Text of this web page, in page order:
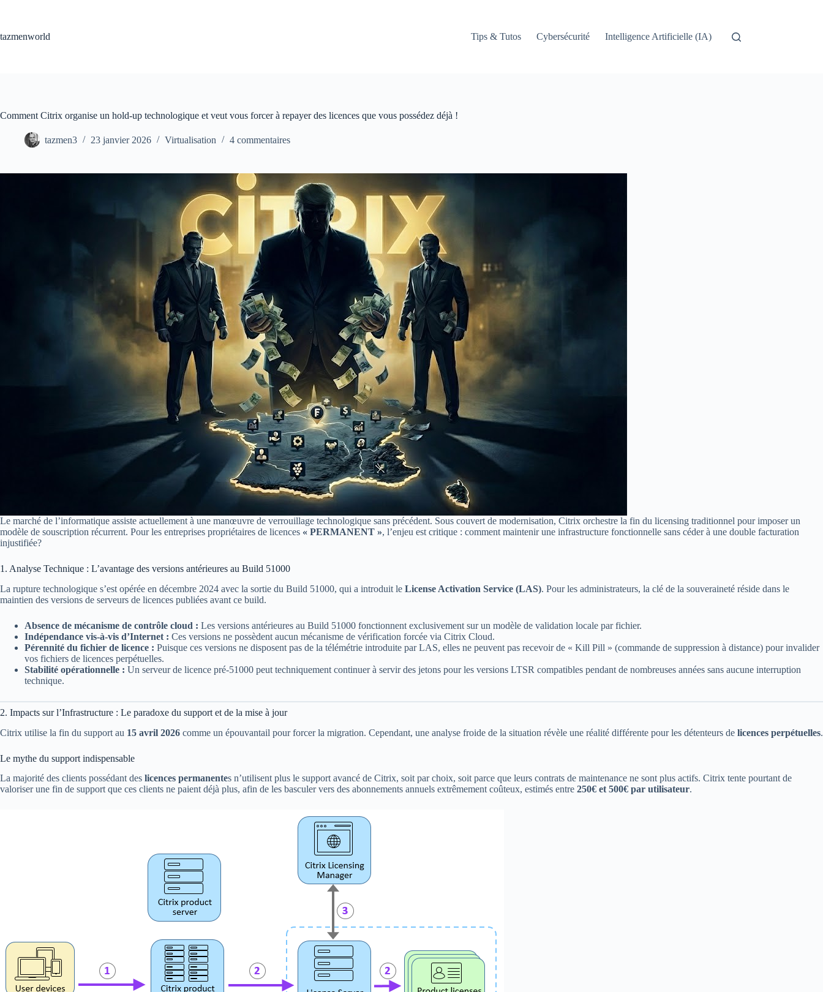
tazmenworld
Tips & Tutos Cybersécurité Intelligence Artificielle (IA)
Comment Citrix organise un hold-up technologique et veut vous forcer à repayer des licences que vous possédez déjà !
tazmen3 23 janvier 2026 Virtualisation 4 commentaires
Le marché de l’informatique assiste actuellement à une manœuvre de verrouillage technologique sans précédent. Sous couvert de modernisation, Citrix orchestre la fin du licensing traditionnel pour imposer un
modèle de souscription récurrent. Pour les entreprises propriétaires de licences « PERMANENT », l’enjeu est critique : comment maintenir une infrastructure fonctionnelle sans céder à une double facturation
injustifiée?
1. Analyse Technique : L’avantage des versions antérieures au Build 51000
La rupture technologique s’est opérée en décembre 2024 avec la sortie du Build 51000, qui a introduit le License Activation Service (LAS). Pour les administrateurs, la clé de la souveraineté réside dans le
maintien des versions de serveurs de licences publiées avant ce build.
Absence de mécanisme de contrôle cloud : Les versions antérieures au Build 51000 fonctionnent exclusivement sur un modèle de validation locale par fichier.
Indépendance vis-à-vis d’Internet : Ces versions ne possèdent aucun mécanisme de vérification forcée via Citrix Cloud.
Pérennité du fichier de licence : Puisque ces versions ne disposent pas de la télémétrie introduite par LAS, elles ne peuvent pas recevoir de « Kill Pill » (commande de suppression à distance) pour invalider
vos fichiers de licences perpétuelles.
Stabilité opérationnelle : Un serveur de licence pré-51000 peut techniquement continuer à servir des jetons pour les versions LTSR compatibles pendant de nombreuses années sans aucune interruption
technique.
2. Impacts sur l’Infrastructure : Le paradoxe du support et de la mise à jour
Citrix utilise la fin du support au 15 avril 2026 comme un épouvantail pour forcer la migration. Cependant, une analyse froide de la situation révèle une réalité différente pour les détenteurs de licences perpétuelles.
Le mythe du support indispensable
La majorité des clients possédant des licences permanentes n’utilisent plus le support avancé de Citrix, soit par choix, soit parce que leurs contrats de maintenance ne sont plus actifs. Citrix tente pourtant de
valoriser une fin de support que ces clients ne paient déjà plus, afin de les basculer vers des abonnements annuels extrêmement coûteux, estimés entre 250€ et 500€ par utilisateur.